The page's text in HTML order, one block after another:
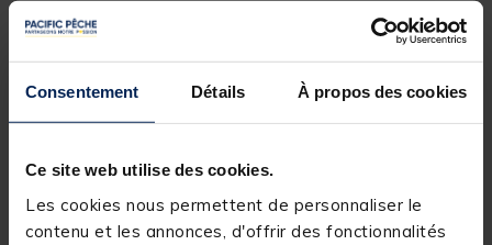
Consentement Détails À propos des cookies
Ce site web utilise des cookies.
Les cookies nous permettent de personnaliser le
contenu et les annonces, d'offrir des fonctionnalités
Acheter en magasin
Choisissez un magasin pour voir la disponibilité
Rechercher votre magasin
Réserver en ligne et payer en magasin